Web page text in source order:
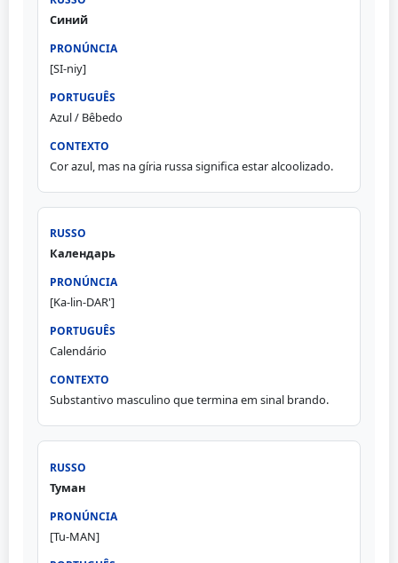
Синий
[SI-niy]
Azul / Bêbedo
Cor azul, mas na gíria russa significa estar alcoolizado.
Календарь
[Ka-lin-DAR']
Calendário
Substantivo masculino que termina em sinal brando.
Туман
[Tu-MAN]